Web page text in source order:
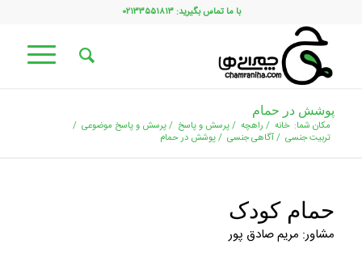
با ما تماس بگیرید: ۰۲۱۳۳۵۵۱۸۱۳
پوشش در حمام
مکان شما: خانه / راهچه /پرسش و پاسخ /پرسش و پاسخ موضوعی /
تربیت جنسی /آگاهی جنسی /پوشش در حمام
حمام کودک
مشاور: مریم صادق پور